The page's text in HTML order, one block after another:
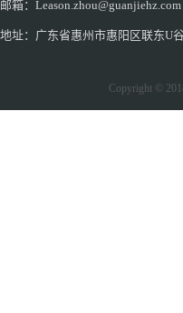
邮箱：Leason.zhou@guanjiehz.com
地址：广东省惠州市惠阳区联东U
Copyright ©